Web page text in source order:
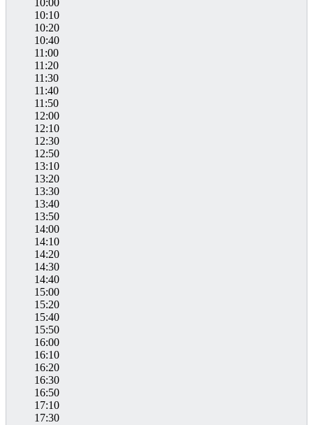
10:00
10:10
10:20
10:40
11:00
11:20
11:30
11:40
11:50
12:00
12:10
12:30
12:50
13:10
13:20
13:30
13:40
13:50
14:00
14:10
14:20
14:30
14:40
15:00
15:20
15:40
15:50
16:00
16:10
16:20
16:30
16:50
17:10
17:30